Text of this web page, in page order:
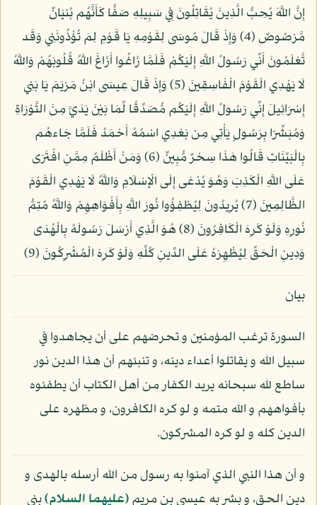
إِنَّ اللَّهَ يُحِبُّ الَّذِينَ يُقَاتِلُونَ فِي سَبِيلِهِ صَفًّا كَأَنَّهُم بُنيَانٌ
مَّرْصُوصٌ (4) وَإِذْ قَالَ مُوسَى لِقَوْمِهِ يَا قَوْمِ لِمَ تُؤْذُونَنِي وَقَد
تَّعْلَمُونَ أَنِّي رَسُولُ اللَّهِ إِلَيْكُمْ فَلَمَّا زَاغُوا أَزَاغَ اللَّهُ قُلُوبَهُمْ وَاللَّهُ
لَا يَهْدِي الْقَوْمَ الْفَاسِقِينَ (5) وَإِذْ قَالَ عِيسَى ابْنُ مَرْيَمَ يَا بَنِي
إِسْرَائِيلَ إِنِّي رَسُولُ اللَّهِ إِلَيْكُم مُّصَدِّقًا لِّمَا بَيْنَ يَدَيَّ مِنَ التَّوْرَاةِ
وَمُبَشِّرًا بِرَسُولٍ يَأْتِي مِن بَعْدِي اسْمُهُ أَحْمَدُ فَلَمَّا جَاءهُم
بِالْبَيِّنَاتِ قَالُوا هَذَا سِحْرٌ مُّبِينٌ (6) وَمَنْ أَظْلَمُ مِمَّنِ افْتَرَى
عَلَى اللَّهِ الْكَذِبَ وَهُوَ يُدْعَى إِلَى الْإِسْلَامِ وَاللَّهُ لَا يَهْدِي الْقَوْمَ
الظَّالِمِينَ (7) يُرِيدُونَ لِيُطْفِؤُوا نُورَ اللَّهِ بِأَفْوَاهِهِمْ وَاللَّهُ مُتِمُّ
نُورِهِ وَلَوْ كَرِهَ الْكَافِرُونَ (8) هُوَ الَّذِي أَرْسَلَ رَسُولَهُ بِالْهُدَى
وَدِينِ الْحَقِّ لِيُظْهِرَهُ عَلَى الدِّينِ كُلِّهِ وَلَوْ كَرِهَ الْمُشْرِكُونَ (9)
بيان
السورة ترغب المؤمنين و تحرضهم على أن يجاهدوا في
سبيل الله و يقاتلوا أعداء دينه، و تنبئهم أن هذا الدين نور
ساطع لله سبحانه يريد الكفار من أهل الكتاب أن يطفئوه
بأفواههم و الله متمه و لو كره الكافرون، و مظهره على
الدين كله و لو كره المشركون.
و أن هذا النبي الذي آمنوا به رسول من الله أرسله بالهدى و
دين الحق، و بشر به عيسى بن مريم(عليهما السلام)بني